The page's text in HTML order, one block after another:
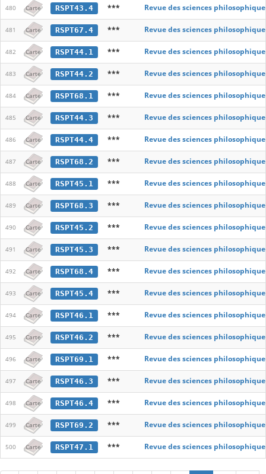
480 Carte RSPT43.4 *** Revue des sciences
481 Carte RSPT67.4 *** Revue des sciences
482 Carte RSPT44.1 *** Revue des sciences
483 Carte RSPT44.2 *** Revue des sciences
484 Carte RSPT68.1 *** Revue des sciences
485 Carte RSPT44.3 *** Revue des sciences
486 Carte RSPT44.4 *** Revue des sciences
487 Carte RSPT68.2 *** Revue des sciences
488 Carte RSPT45.1 *** Revue des sciences
489 Carte RSPT68.3 *** Revue des sciences
490 Carte RSPT45.2 *** Revue des sciences
491 Carte RSPT45.3 *** Revue des sciences
492 Carte RSPT68.4 *** Revue des sciences
493 Carte RSPT45.4 *** Revue des sciences
494 Carte RSPT46.1 *** Revue des sciences
495 Carte RSPT46.2 *** Revue des sciences
496 Carte RSPT69.1 *** Revue des sciences
497 Carte RSPT46.3 *** Revue des sciences
498 Carte RSPT46.4 *** Revue des sciences
499 Carte RSPT69.2 *** Revue des sciences
500 Carte RSPT47.1 *** Revue des sciences